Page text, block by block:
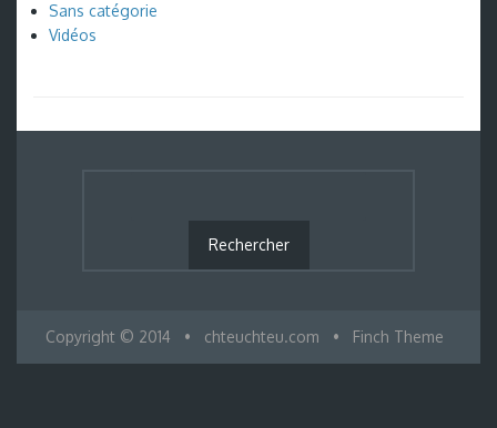
Sans catégorie
Vidéos
Copyright © 2014 • chteuchteu.com • Finch Theme